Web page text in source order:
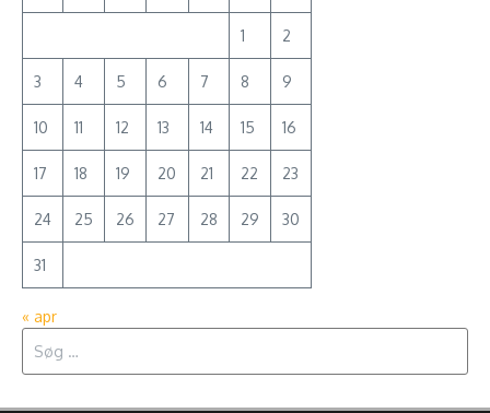
1 2
3 4 5 6 7 8 9
10 11 12 13 14 15 16
17 18 19 20 21 22 23
24 25 26 27 28 29 30
31
« apr